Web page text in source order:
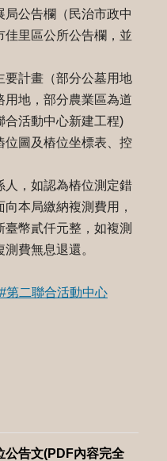
局公告欄（民治市政中
佳里區公所公告欄，並
要計畫（部分公墓用地
用地，部分農業區為道
合活動中心新建工程)
位圖及樁位坐標表、控
人，如認為樁位測定錯
本局繳納複測費用，
幣貳仟元整，如複測
費無息退還。
#第二聯合活動中心
公告文(PDF內容完全